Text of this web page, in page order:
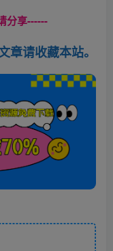
分享------
章请收藏本站。